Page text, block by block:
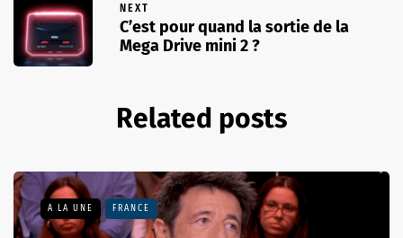
NEXT
C’est pour quand la sortie de la
Mega Drive mini 2 ?
Related posts
A LA UNE FRANCE